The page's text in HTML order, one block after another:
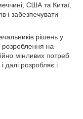
США та Китаї,
і забезпечувати
рішень у
розроблення на
мінливих потреб
далі розробляє і